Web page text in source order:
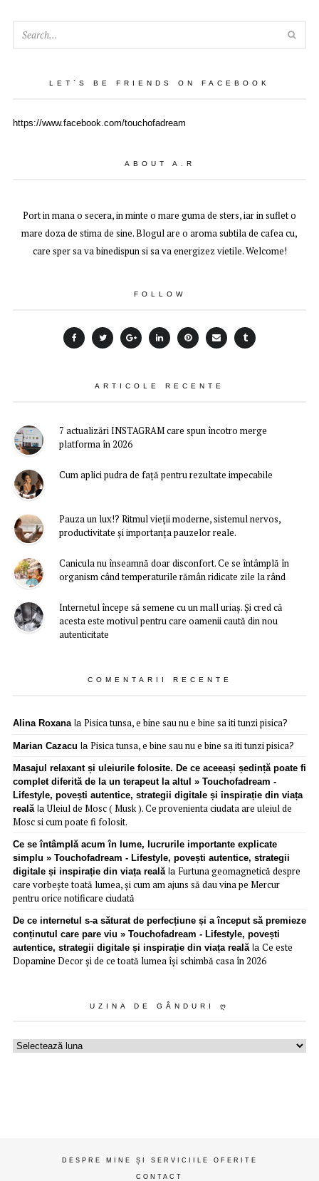
LET`S BE FRIENDS ON FACEBOOK
https://www.facebook.com/touchofadream
ABOUT A.R
Port in mana o secera, in minte o mare guma de sters, iar in suflet o
mare doza de stima de sine. Blogul are o aroma subtila de cafea cu,
care sper sa va binedispun si sa va energizez vietile. Welcome!
FOLLOW
ARTICOLE RECENTE
7 actualizări INSTAGRAM care spun încotro merge
platforma în 2026
Cum aplici pudra de față pentru rezultate impecabile
Pauza un lux!? Ritmul vieții moderne, sistemul nervos,
productivitate și importanța pauzelor reale.
Canicula nu înseamnă doar disconfort. Ce se întâmplă în
organism când temperaturile rămân ridicate zile la rând
Internetul începe să semene cu un mall uriaș. Și cred că
acesta este motivul pentru care oamenii caută din nou
autenticitate
COMENTARII RECENTE
Alina Roxanala Pisica tunsa, e bine sau nu e bine sa iti tunzi pisica?
Marian Cazacu la Pisica tunsa, e bine sau nu e bine sa iti tunzi pisica?
Masajul relaxant și uleiurile folosite. De ce aceeași ședință poate fi
complet diferită de la un terapeut la altul » Touchofadream -
Lifestyle, povești autentice, strategii digitale și inspirație din viața
realălaUleiul de Mosc ( Musk ). Ce provenienta ciudata are uleiul de
Mosc si cum poate fi folosit.
Ce se întâmplă acum în lume, lucrurile importante explicate
simplu » Touchofadream - Lifestyle, povești autentice, strategii
digitale și inspirație din viața realăla Furtuna geomagnetică despre
care vorbește toată lumea, și cum am ajuns să dau vina pe Mercur
pentru orice notificare ciudată
De ce internetul s-a săturat de perfecțiune și a început să premieze
conținutul care pare viu » Touchofadream - Lifestyle, povești
autentice, strategii digitale și inspirație din viața realăla Ce este
Dopamine Decor și de ce toată lumea își schimbă casa în 2026
UZINA DE GÂNDURI Ღ
Uzina
DESPRE MINE ȘI SERVICIILE OFERITE
CONTACT